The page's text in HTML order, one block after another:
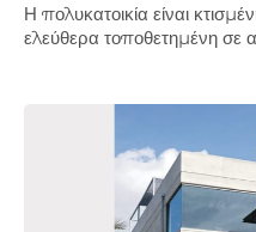
Η πολυκατοικία είναι
ελεύθερα τοποθετημένη σε